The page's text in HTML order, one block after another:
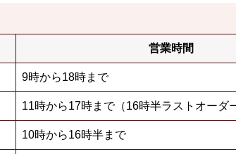
営業時間
9時から18時まで
11時から17時まで（16時半ラストオーダ
10時から16時半まで